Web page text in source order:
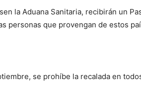
la Aduana Sanitaria, recibirán un
personas que provengan de estos
se prohíbe la recalada en